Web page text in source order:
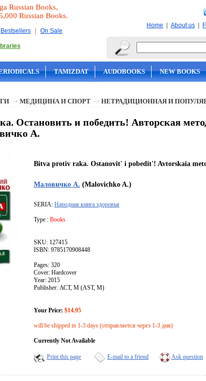
Russian Books,
Russian Books.
Bestsellers | On Sale
Home | About us |
TAMIZDAT AUDOBOOKS NEW BOOKS
МЕДИЦИНА И СПОРТ НЕТРАДИЦИОННАЯ И
Остановить и победить! Авторская
А.
Bitva protiv raka. Ostanovit' i pobedit'! Avtorskaia
Маловичко А. (Malovichko A.)
SERIA: Народная книга здоровья
Type : Books
SKU: 127415
ISBN: 9785170908448
Pages: 320
Cover: Hardcover
Year: 2015
Publisher: АСТ, М (AST, M)
Your Price: $14.95
will be shipped in 1-3 days (отправляется через 1-3 дня)
Currently Not Available
Print this page E-mail to a friend Ask question